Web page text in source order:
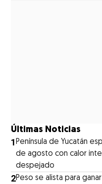
Últimas Noticias
1Península de Yucatán
de agosto con calor
despejado
2Peso se alista para ganar